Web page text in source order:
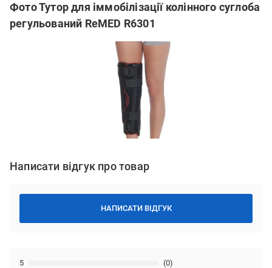
Фото Тутор для іммобілізації колінного суглоба
регульований ReMED R6301
Написати відгук про товар
НАПИСАТИ ВІДГУК
5 (0)